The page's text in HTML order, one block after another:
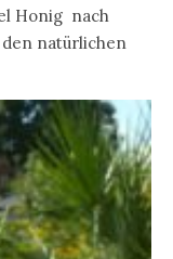
Honig nach
natürlichen